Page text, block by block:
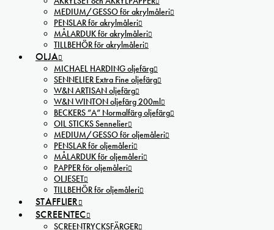
MEDIUM/GESSO för akrylmåleri
PENSLAR för akrylmåleri
MÅLARDUK för akrylmåleri
TILLBEHÖR för akrylmåleri
OLJA
MICHAEL HARDING oljefärg
SENNELIER Extra Fine oljefärg
W&N ARTISAN oljefärg
W&N WINTON oljefärg 200ml
BECKERS ”A” Normalfärg oljefärg
OIL STICKS Sennelier
MEDIUM/GESSO för oljemåleri
PENSLAR för oljemåleri
MÅLARDUK för oljemåleri
PAPPER för oljemåleri
OLJESET
TILLBEHÖR för oljemåleri
STAFFLIER
SCREENTEC
SCREENTRYCKSFÄRGER